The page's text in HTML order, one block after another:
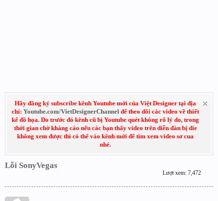
Hãy đăng ký subscribe kênh Youtube mới của Việt Designer tại địa
chỉ: Youtube.com/VietDesignerChannel để theo dõi các video về thiết
kế đồ họa. Do trước đó kênh cũ bị Youtube quét không rõ lý do, trong
thời gian chờ kháng cáo nếu các bạn thấy video trên diễn đàn bị die
không xem được thì có thể vào kênh mới để tìm xem video sơ cua
nhé.
Lỗi SonyVegas
Lượt xem: 7,472